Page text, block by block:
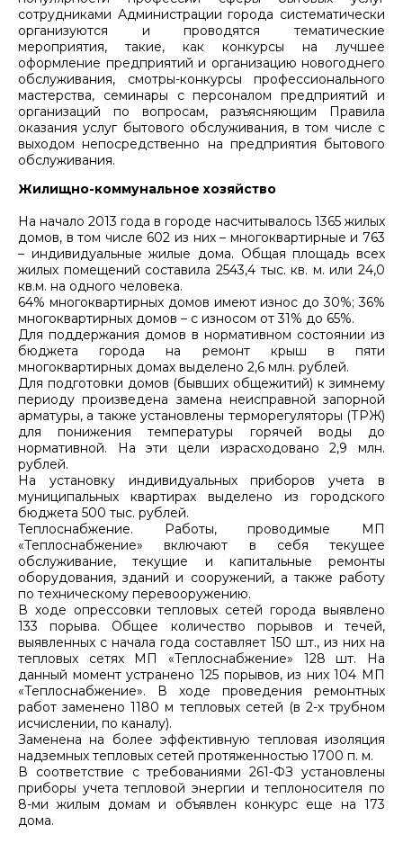
сотрудниками Администрации города систематически
организуются и проводятся тематические
мероприятия, такие, как конкурсы на лучшее
оформление предприятий и организацию новогоднего
обслуживания, смотры-конкурсы профессионального
мастерства, семинары с персоналом предприятий и
организаций по вопросам, разъясняющим Правила
оказания услуг бытового обслуживания, в том числе с
выходом непосредственно на предприятия бытового
обслуживания.
Жилищно-коммунальное хозяйство
На начало 2013 года в городе насчитывалось 1365 жилых
домов, в том числе 602 из них – многоквартирные и 763
– индивидуальные жилые дома. Общая площадь всех
жилых помещений составила 2543,4 тыс. кв. м. или 24,0
кв.м. на одного человека.
64% многоквартирных домов имеют износ до 30%; 36%
многоквартирных домов – с износом от 31% до 65%.
Для поддержания домов в нормативном состоянии из
бюджета города на ремонт крыш в пяти
многоквартирных домах выделено 2,6 млн. рублей.
Для подготовки домов (бывших общежитий) к зимнему
периоду произведена замена неисправной запорной
арматуры, а также установлены терморегуляторы (ТРЖ)
для понижения температуры горячей воды до
нормативной. На эти цели израсходовано 2,9 млн.
рублей.
На установку индивидуальных приборов учета в
муниципальных квартирах выделено из городского
бюджета 500 тыс. рублей.
Теплоснабжение. Работы, проводимые МП
«Теплоснабжение» включают в себя текущее
обслуживание, текущие и капитальные ремонты
оборудования, зданий и сооружений, а также работу
по техническому перевооружению.
В ходе опрессовки тепловых сетей города выявлено
133 порыва. Общее количество порывов и течей,
выявленных с начала года составляет 150 шт., из них на
тепловых сетях МП «Теплоснабжение» 128 шт. На
данный момент устранено 125 порывов, из них 104 МП
«Теплоснабжение». В ходе проведения ремонтных
работ заменено 1180 м тепловых сетей (в 2-х трубном
исчислении, по каналу).
Заменена на более эффективную тепловая изоляция
надземных тепловых сетей протяженностью 1700 п. м.
В соответствие с требованиями 261-ФЗ установлены
приборы учета тепловой энергии и теплоносителя по
8-ми жилым домам и объявлен конкурс еще на 173
дома.